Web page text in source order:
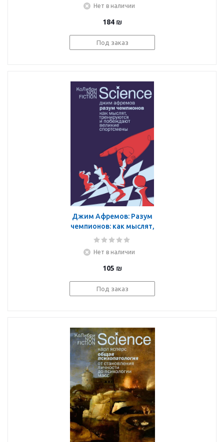
судьбе
Нет в наличии
184 ₪
Под заказ
Джим Афремов: Разум
чемпионов: как мыслят,
тренируются и
спортсмены
Нет в наличии
105 ₪
Под заказ